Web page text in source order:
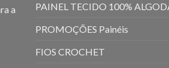
a
PAINEL TECIDO 100%
PROMOÇÕES Painéis
FIOS CROCHET